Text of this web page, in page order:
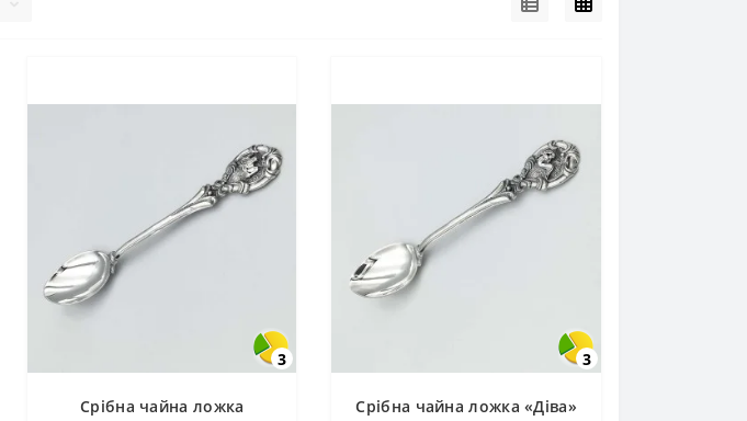
3
Срібна чайна ложка
3
Срібна чайна ложка «Діва»